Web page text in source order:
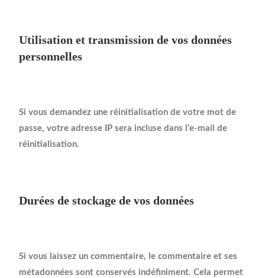
Utilisation et transmission de vos données
personnelles
Si vous demandez une réinitialisation de votre mot de
passe, votre adresse IP sera incluse dans l’e-mail de
réinitialisation.
Durées de stockage de vos données
Si vous laissez un commentaire, le commentaire et ses
métadonnées sont conservés indéfiniment. Cela permet